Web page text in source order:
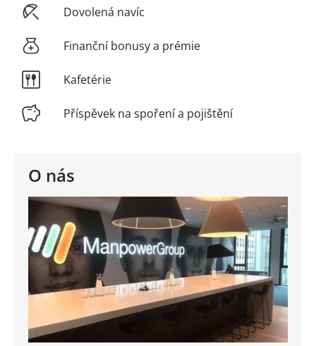
O nás
Dovolená navíc
Finanční bonusy a prémie
Kafetérie
Příspěvek na spoření a pojištění